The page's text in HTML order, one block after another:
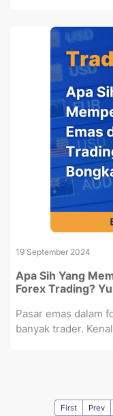
19 September 2024
Apa Sih Yang
Forex Trading?
Pasar emas dalam
banyak trader.
First Prev